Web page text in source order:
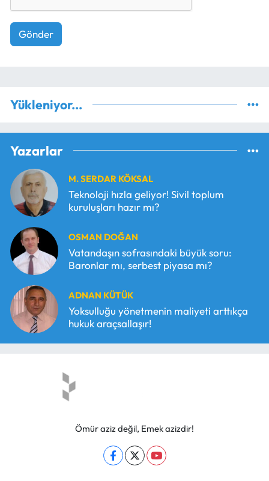
Gönder
Yükleniyor...
Yazarlar
M. SERDAR KÖKSAL
Teknoloji hızla geliyor! Sivil toplum
kuruluşları hazır mı?
OSMAN DOĞAN
Vatandaşın sofrasındaki büyük soru:
Baronlar mı, serbest piyasa mı?
ADNAN KÜTÜK
Yoksulluğu yönetmenin maliyeti arttıkça
hukuk araçsallaşır!
Ömür aziz değil, Emek azizdir!